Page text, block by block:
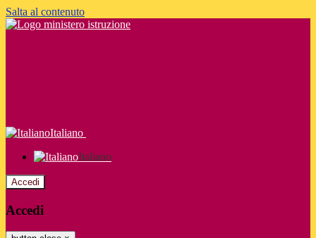
Salta al contenuto
Italiano
Italiano
Accedi
Accedi